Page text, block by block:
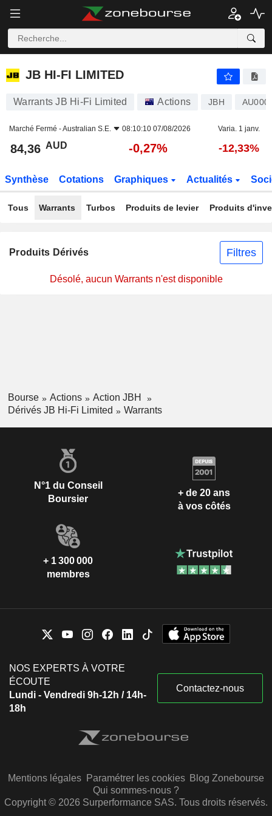
JB HI-FI LIMITED
JB HI-FI LIMITED
Warrants JB Hi-Fi Limited Actions JBH
Marché Fermé -Australian S.E. 08:10:10 07/08/2026 Varia. 1 janv.
84,36 AUD -0,27% -12,33%
Synthèse Cotations Graphiques Actualités
Tous Warrants Turbos Produits de levier Produits
Produits Dérivés Filtres
Désolé, aucun Warrants n'est disponible
Bourse Actions
Action JBH
Dérivés JB Hi-Fi Limited
Warrants
N°1 du Conseil
Boursier
+ de 20 ans
à vos côtés
+ 1 300 000
membres
NOS EXPERTS À VOTRE
ÉCOUTE
Lundi - Vendredi 9h-12h / 14h-
18h
Contactez-nous
Mentions légales Paramétrer les cookies Blog Zonebourse
Qui sommes-nous ?
Copyright © 2026 Surperformance SAS. Tous droits réservés.